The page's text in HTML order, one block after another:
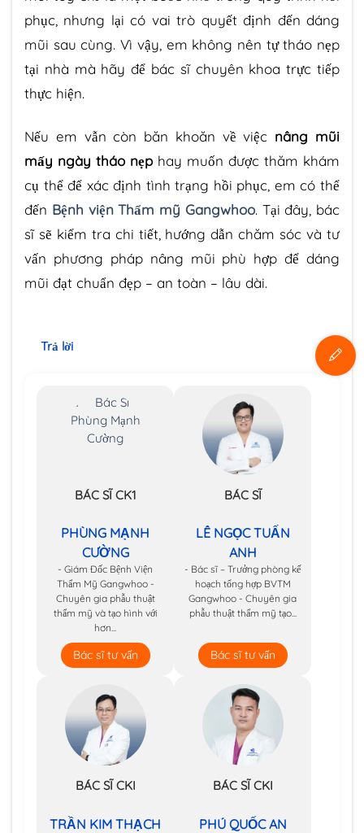
phục, nhưng lại có vai trò quyết định đến dáng
mũi sau cùng. Vì vậy, em không nên tự tháo nẹp
tại nhà mà hãy để bác sĩ chuyên khoa trực tiếp
thực hiện.
Nếu em vẫn còn băn khoăn về việc nâng mũi
mấy ngày tháo nẹphay muốn được thăm khám
cụ thể để xác định tình trạng hồi phục, em có thể
đến Bệnh viện Thẩm mỹ Gangwhoo. Tại đây, bác
sĩ sẽ kiểm tra chi tiết, hướng dẫn chăm sóc và tư
vấn phương pháp nâng mũi phù hợp để dáng
mũi đạt chuẩn đẹp – an toàn – lâu dài.
Trả lời
BÁC SĨ CK1
PHÙNG MẠNH
CƯỜNG
- Giám Đốc Bệnh Viện
Thẩm Mỹ Gangwhoo -
Chuyên gia phẫu thuật
thẩm mỹ và tạo hình với
hơn...
Bác sĩ tư vấn
BÁC SĨ
LÊ NGỌC TUẤN
ANH
- Bác sĩ – Trưởng phòng kế
hoạch tổng hợp BVTM
Gangwhoo - Chuyên gia
phẫu thuật thẩm mỹ tạo...
Bác sĩ tư vấn
BÁC SĨ CKI
TRẦN KIM THẠCH
BÁC SĨ CKI
PHÚ QUỐC AN